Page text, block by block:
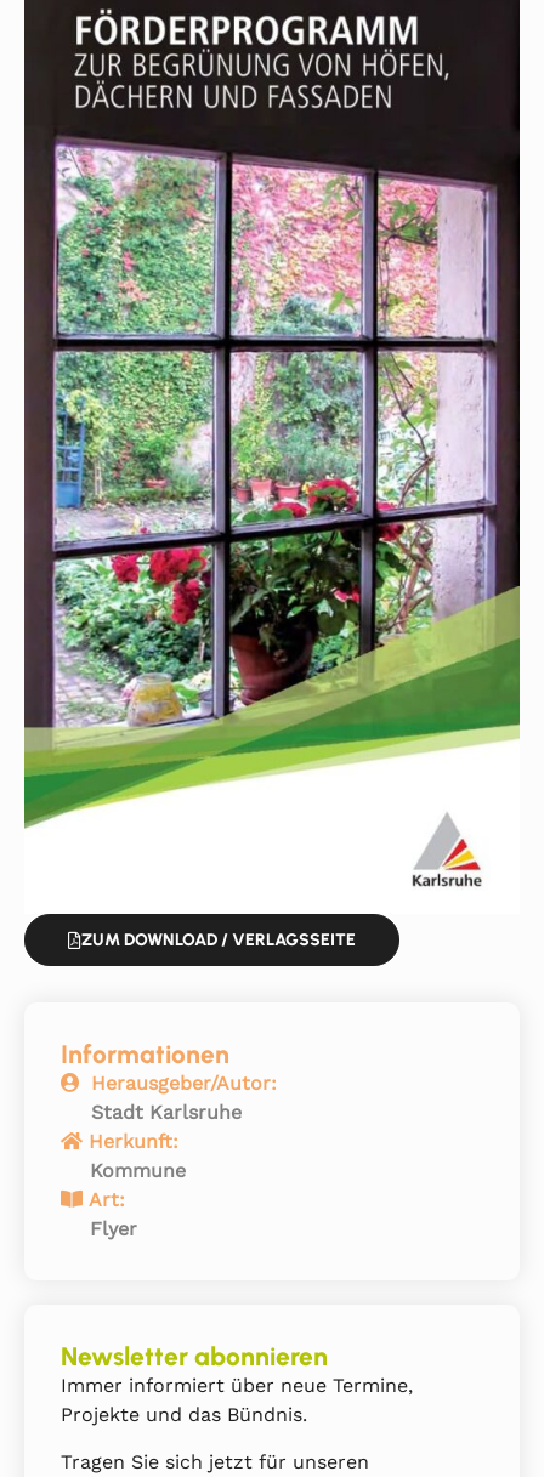
ZUM DOWNLOAD / VERLAGSSEITE
Informationen
Herausgeber/Autor:
Stadt Karlsruhe
Herkunft:
Kommune
Art:
Flyer
Newsletter abonnieren
Immer informiert über neue Termine,
Projekte und das Bündnis.
Tragen Sie sich jetzt für unseren